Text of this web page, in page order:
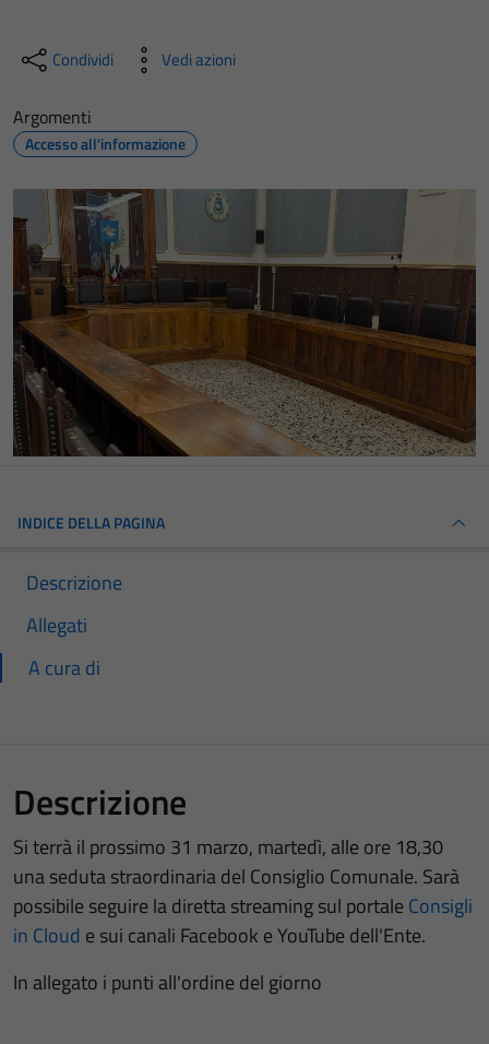
Condividi Vedi azioni
Argomenti
Accesso all'informazione
INDICE DELLA PAGINA
Descrizione
Allegati
A cura di
Descrizione
Si terrà il prossimo 31 marzo, martedì, alle ore 18,30
una seduta straordinaria del Consiglio Comunale. Sarà
possibile seguire la diretta streaming sul portale Consigli
in Cloud e sui canali Facebook e YouTube dell'Ente.
In allegato i punti all'ordine del giorno